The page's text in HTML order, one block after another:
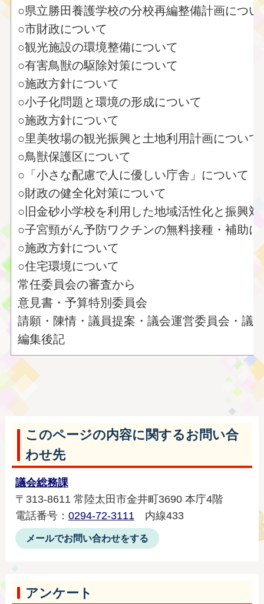
○県立勝田養護学校の分校再編整備計画につい
○市財政について
○観光施設の環境整備について
○有害鳥獣の駆除対策について
○施政方針について
○小子化問題と環境の形成について
○施政方針について
○里美牧場の観光振興と土地利用計画について
○鳥獣保護区について
○「小さな配慮で人に優しい庁舎」について
○財政の健全化対策について
○旧金砂小学校を利用した地域活性化と振興
○子宮頸がん予防ワクチンの無料接種・補助に
○施政方針について
○住宅環境について
常任委員会の審査から
意見書・予算特別委員会
請願・陳情・議員提案・議会運営委員会・議
編集後記
このページの内容に関するお問い合
わせ先
議会総務課
〒313-8611 常陸太田市金井町3690 本庁4階
電話番号： 0294-72-3111 内線433
メールでお問い合わせをする
アンケート